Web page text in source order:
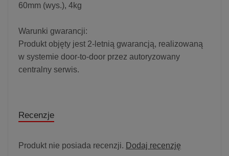
60mm (wys.), 4kg
Warunki gwarancji:
Produkt objęty jest 2-letnią gwarancją, realizowaną
w systemie door-to-door przez autoryzowany
centralny serwis.
Recenzje
Produkt nie posiada recenzji. Dodaj recenzję